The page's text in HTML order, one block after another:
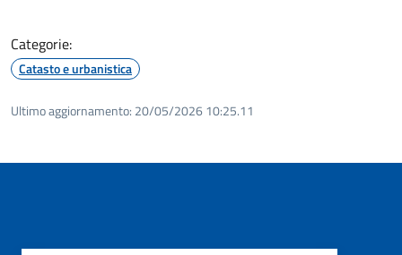
Categorie:
Catasto e urbanistica
Ultimo aggiornamento: 20/05/2026 10:25.11